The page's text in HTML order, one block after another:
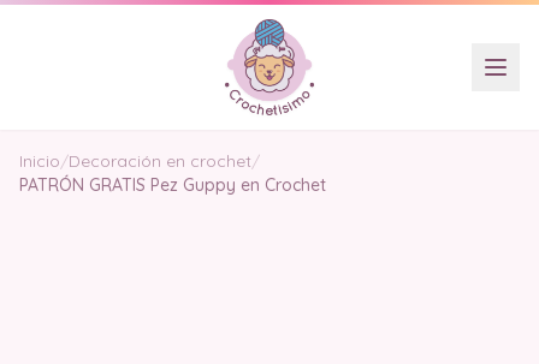
Inicio/Decoración en crochet/
PATRÓN GRATIS Pez Guppy en Crochet